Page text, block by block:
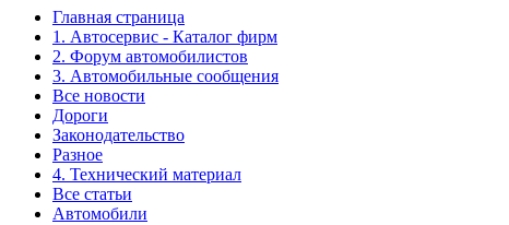
Главная страница
1. Автосервис - Каталог фирм
2. Форум автомобилистов
3. Автомобильные сообщения
Все новости
Дороги
Законодательство
Разное
4. Технический материал
Все статьи
Автомобили